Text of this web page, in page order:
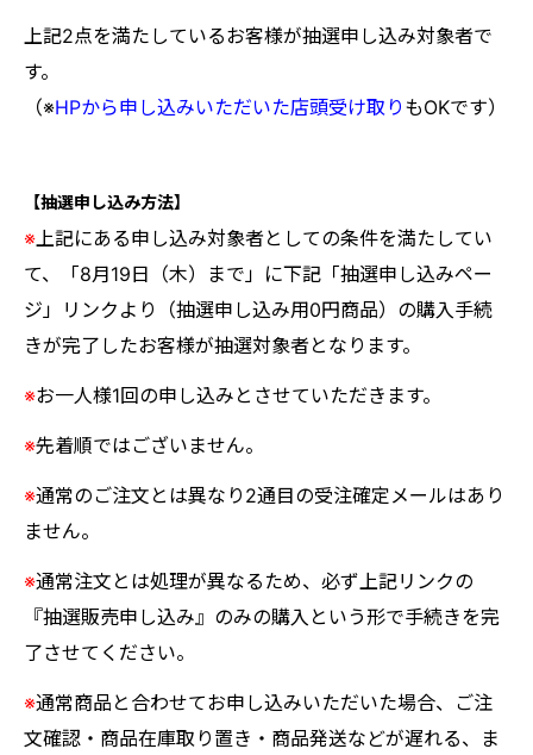
上記2点を満たしているお客様が抽選申し込み対象者で
す。
（※HPから申し込みいただいた店頭受け取り もOKです）
【抽選申し込み方法】
※上記にある申し込み対象者としての条件を満たしてい
て、「8月19日（木）まで」に下記「抽選申し込みペー
ジ」リンクより（抽選申し込み用0円商品）の購入手続
きが完了したお客様が抽選対象者となります。
※お一人様1回の申し込みとさせていただきます。
※先着順ではございません。
※通常のご注文とは異なり2通目の受注確定メールはあり
ません。
※通常注文とは処理が異なるため、必ず上記リンクの
『抽選販売申し込み』のみの購入という形で手続きを完
了させてください。
※通常商品と合わせてお申し込みいただいた場合、ご注
文確認・商品在庫取り置き・商品発送などが遅れる、ま